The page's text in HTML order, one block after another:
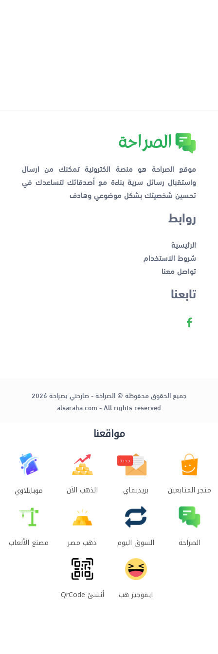
موقع الصراحة هو منصة الكترونية تمكنك من ارسال
واستقبال رسائل سرية بناءة مع أصدقائك لتساعدك في
تحسين شخصيتك بشكل موضوعي وهادف
روابط
الرئيسية
شروط الاستخدام
تواصل معنا
تابعنا
جميع الحقوق محفوظة © الصراحة - صارحني بصراحة 2026
alsaraha.com - All rights reserved